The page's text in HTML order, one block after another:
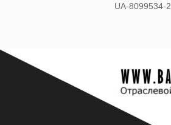
UA-8099534-2